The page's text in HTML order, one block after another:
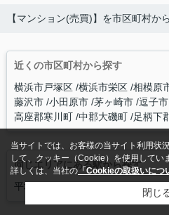
【マンション(売買)】を市区町村か
近くの市区町村から探す
横浜市戸塚区 横浜市栄区 相模原
藤沢市 小田原市 茅ヶ崎市 逗子市
高座郡寒川町 中郡大磯町 足柄下
同じエリアにある駅から探す
平塚
当サイトでは、お客様の当サイト利用状
して、クッキー（Cookie）を使用してい
詳しくは、当社の「Cookieの取扱いにつ
閉じ